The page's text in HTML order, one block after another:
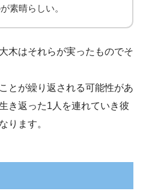
素晴らしい。
木はそれらが実ったものでそ
とが繰り返される可能性があ
き返った1人を連れていき彼
ります。